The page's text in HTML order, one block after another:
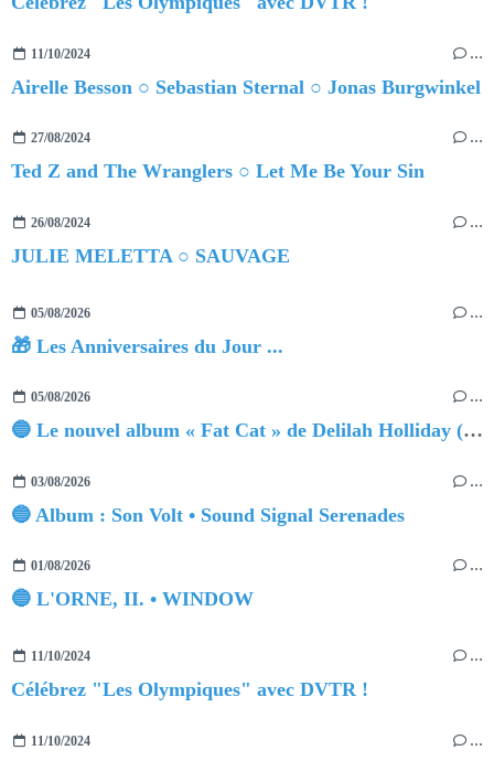
11/10/2024 …
Airelle Besson ○ Sebastian Sternal ○ Jonas Burgwinkel
27/08/2024 …
Ted Z and The Wranglers ○ Let Me Be Your Sin
26/08/2024 …
JULIE MELETTA ○ SAUVAGE
05/08/2026 …
🎁 Les Anniversaires du Jour ...
05/08/2026 …
🔵 Le nouvel album « Fat Cat » de Delilah Holliday (sortie le 30 Octobre 2026)
03/08/2026 …
🔵 Album : Son Volt • Sound Signal Serenades
01/08/2026 …
🔵 L'ORNE, II. • WINDOW
11/10/2024 …
Célébrez "Les Olympiques" avec DVTR !
11/10/2024 …